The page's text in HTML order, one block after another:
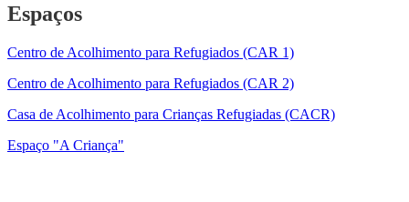
Espaços
Centro de Acolhimento para Refugiados (CAR 1)
Centro de Acolhimento para Refugiados (CAR 2)
Casa de Acolhimento para Crianças Refugiadas (CACR)
Espaço "A Criança"